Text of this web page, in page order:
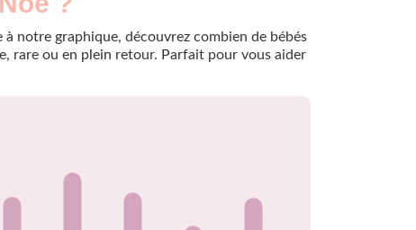
notre graphique, découvrez combien de bébés
rare ou en plein retour. Parfait pour vous aider